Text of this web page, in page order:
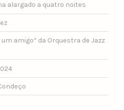
alargado a quatro noites
amigo” da Orquestra de Jazz